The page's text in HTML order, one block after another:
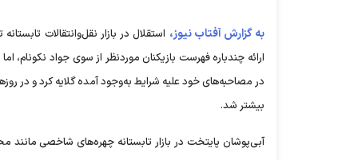
به گزارش آفتاب نیوز، استقلال در بازار نقل‌وانتقالات
ارائه چندباره فهرست بازیکنان موردنظر از سوی جواد
در مصاحبه‌های خود علیه شرایط به‌وجود آمده گلایه کرد و در
بیشتر شد.
آبی‌پوشان پایتخت در بازار تابستانه چهره‌های شاخصی مانند